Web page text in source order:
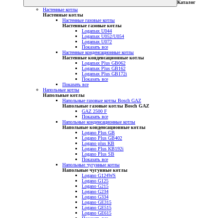
Каталог
Настенные котлы
Настенные котлы
Настенные газовые котлы
Настенные газовые котлы
Logamax U044
Logamax U052/U054
Logamax U072
Показать все
Настенные конденсационные котлы
Настенные конденсационные котлы
Logamax Plus GB062
Logamax Plus GB162
Logamax Plus GB172i
Показать все
Показать все
Напольные котлы
Напольные котлы
Напольные газовые котлы Bosch GAZ
Напольные газовые котлы Bosch GAZ
GAZ 2500 F
Показать все
Напольные конденсационные котлы
Напольные конденсационные котлы
Logano Plus GB
Logano Plus GB402
Logano plus KB
Logano Plus KB192i
Logano Plus SB
Показать все
Напольные чугунные котлы
Напольные чугунные котлы
Logano G124WS
Logano G125
Logano G215
Logano G234
Logano G334
Logano GE315
Logano GE515
Logano GE615